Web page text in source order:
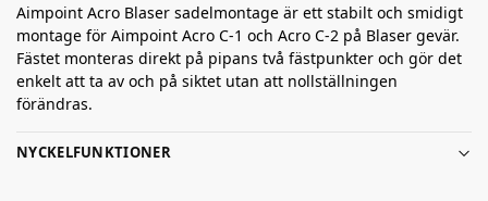
Aimpoint Acro Blaser sadelmontage är ett stabilt och smidigt
montage för Aimpoint Acro C-1 och Acro C-2 på Blaser gevär.
Fästet monteras direkt på pipans två fästpunkter och gör det
enkelt att ta av och på siktet utan att nollställningen
förändras.
NYCKELFUNKTIONER